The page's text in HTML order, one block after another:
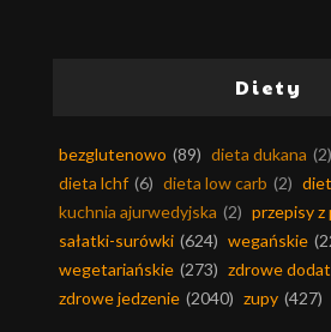
Diety
bezglutenowo (89) dieta dukana (2)
dieta lchf (6) dieta low carb (2)
kuchnia ajurwedyjska (2) przepisy z
sałatki-surówki (624) wegańskie
wegetariańskie (273) zdrowe
zdrowe jedzenie (2040) zupy (427)